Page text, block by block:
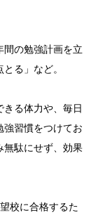
間の勉強計画を立
る」など。
る体力や、毎日
強習慣をつけてお
無駄にせず、効果
校に合格するた